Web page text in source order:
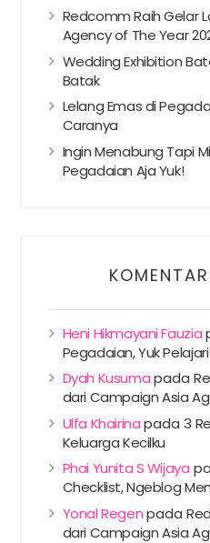
Redcomm Raih Gelar
Agency of The Year
Wedding Exhibition
Batak
Lelang Emas di
Caranya
Ingin Menabung Tapi
Pegadaian Aja Yuk!
Heni Hikmayani Fauzia
Pegadaian, Yuk
Dyah Kusumapada
dari Campaign Asia
Ulfa Khairinapada3
Keluarga Kecilku
Phai Yunita S Wijaya
Checklist, Ngeblog
Yonal Regenpada
dari Campaign Asia